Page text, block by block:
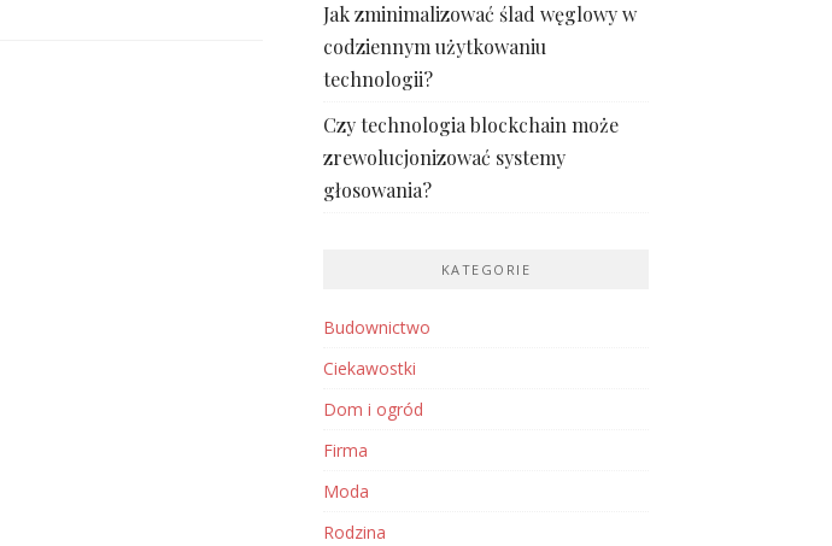
Jak zminimalizować ślad węglowy w
codziennym użytkowaniu
technologii?
Czy technologia blockchain może
zrewolucjonizować systemy
głosowania?
KATEGORIE
Budownictwo
Ciekawostki
Dom i ogród
Firma
Moda
Rodzina